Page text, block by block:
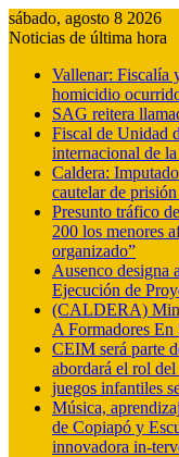
sábado, agosto 8 2026
Noticias de última hora
Vallenar: Fiscalía
homicidio
SAG reitera
Fiscal de Unidad
internacional de
Caldera:
cautelar de
Presunto tráfico
200 los menores
organizado”
Ausenco designa
Ejecución de
(CALDERA)
A Formadores En
CEIM será parte
abordará el rol
juegos infantiles
Música,
de Copiapó y
innovadora in-